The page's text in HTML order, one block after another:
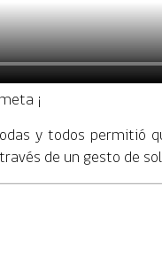
¡
y todos permitió
de un gesto de